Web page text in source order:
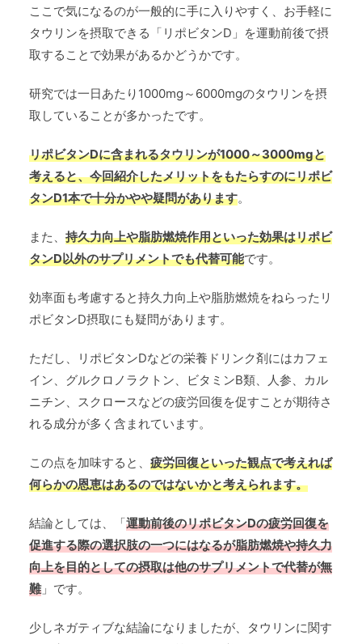
ここで気になるのが一般的に手に入りやすく、お手軽に
タウリンを摂取できる「リポビタンD」を運動前後で摂
取することで効果があるかどうかです。
研究では一日あたり1000mg～6000mgのタウリンを摂
取していることが多かったです。
リポビタンDに含まれるタウリンが1000～3000mgと
考えると、今回紹介したメリットをもたらすのにリポビ
タンD1本で十分かやや疑問があります。
また、 持久力向上や脂肪燃焼作用といった効果はリポビ
タンD以外のサプリメントでも代替可能です。
効率面も考慮すると持久力向上や脂肪燃焼をねらったリ
ポビタンD摂取にも疑問があります。
ただし、リポビタンDなどの栄養ドリンク剤にはカフェ
イン、グルクロノラクトン、ビタミンB類、人参、カル
ニチン、スクロースなどの疲労回復を促すことが期待さ
れる成分が多く含まれています。
この点を加味すると、 疲労回復といった観点で考えれば
何らかの恩恵はあるのではないかと考えられます。
結論としては、「運動前後のリポビタンDの疲労回復を
促進する際の選択肢の一つにはなるが脂肪燃焼や持久力
向上を目的としての摂取は他のサプリメントで代替が無
難」です。
少しネガティブな結論になりましたが、タウリンに関す